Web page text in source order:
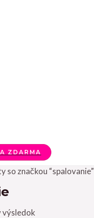
ZDARMA
so značkou “spalovanie”
výsledok